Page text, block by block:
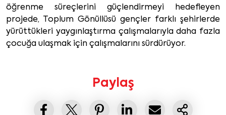
öğrenme süreçlerini güçlendirmeyi hedefleyen
projede, Toplum Gönüllüsü gençler farklı şehirlerde
yürüttükleri yaygınlaştırma çalışmalarıyla daha fazla
çocuğa ulaşmak için çalışmalarını sürdürüyor.
Paylaş